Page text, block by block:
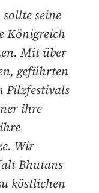
seine
Königreich
Mit über
geführten
Pilzfestivals
ihre
Wir
Bhutans
köstlichen